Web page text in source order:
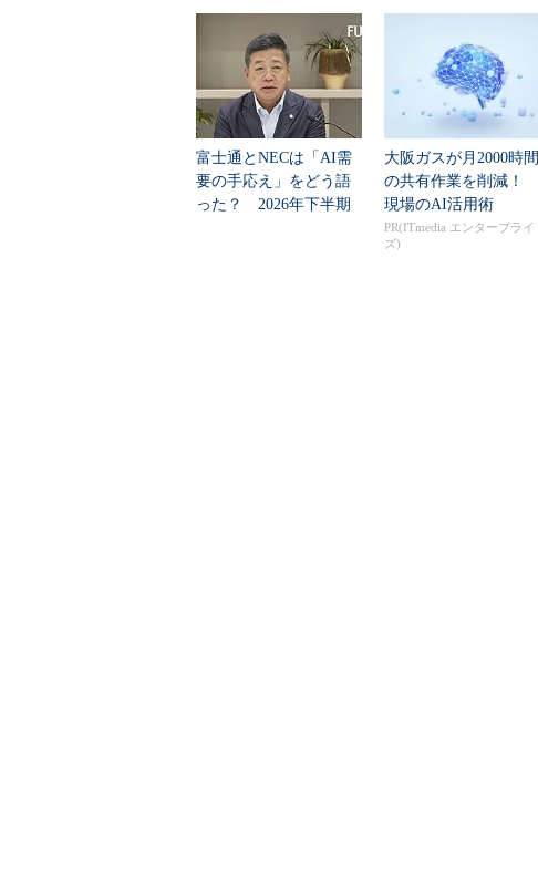
富士通とNECは「AI需
要の手応え」をどう語
った？ 2026年下半期
大阪ガスが月2000時間
の共有作業を削減！
現場のAI活用術
PR(ITmedia エンタープライ
ズ)